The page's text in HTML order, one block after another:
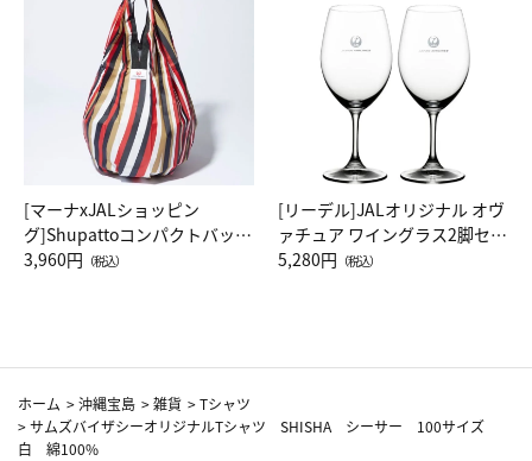
[マーナxJALショッピン
グ]Shupattoコンパクトバッグ
Drop JAL客室乗務員（LC）ス
3,960円 （税込）
[リーデル]JALオリジナル オヴ
ァチュア ワイングラス2脚セッ
ト（レッドワイン）
5,280円 （税込）
ホーム >沖縄宝島 >雑貨 >Tシャツ
>サムズバイザシーオリジナルTシャツ SHISHA シーサー 100サイズ
白 綿100%